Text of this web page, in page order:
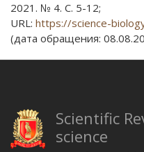
2021. № 4. С. 5-12;
URL: https://science-
(дата обращения:
Scientific
science